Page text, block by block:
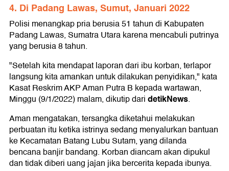
4. Di Padang Lawas, Sumut, Januari 2022
Polisi menangkap pria berusia 51 tahun di Kabupaten
Padang Lawas, Sumatra Utara karena mencabuli putrinya
yang berusia 8 tahun.
"Setelah kita mendapat laporan dari ibu korban, terlapor
langsung kita amankan untuk dilakukan penyidikan," kata
Kasat Reskrim AKP Aman Putra B kepada wartawan,
Minggu (9/1/2022) malam, dikutip daridetikNews.
Aman mengatakan, tersangka diketahui melakukan
perbuatan itu ketika istrinya sedang menyalurkan bantuan
ke Kecamatan Batang Lubu Sutam, yang dilanda
bencana banjir bandang. Korban diancam akan dipukul
dan tidak diberi uang jajan jika bercerita kepada ibunya.